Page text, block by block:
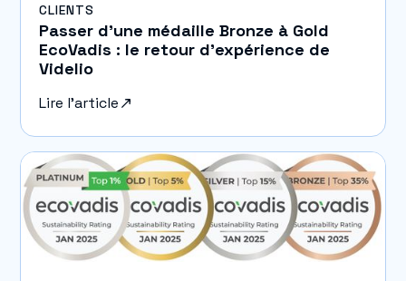
CLIENTS
Passer d’une médaille Bronze à Gold
EcoVadis : le retour d’expérience de
Videlio
Lire l'article